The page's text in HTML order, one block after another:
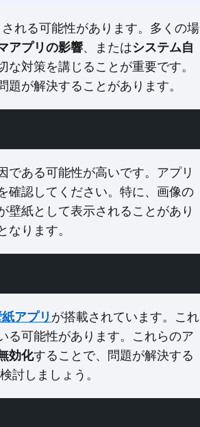
れる可能性があります。多くの場
アプリの影響、またはシステム自
対策を講じることが重要です。
が解決することがあります。
である可能性が高いです。アプリ
確認してください。特に、画像の
壁紙として表示されることがあり
ります。
アプリ が搭載されています。これ
る可能性があります。これらのア
効化することで、問題が解決する
討しましょう。